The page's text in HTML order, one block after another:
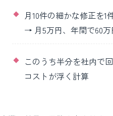
月10件の細かな修正を1
→ 月5万円、年間で60
このうち半分を社内で
コストが浮く計算